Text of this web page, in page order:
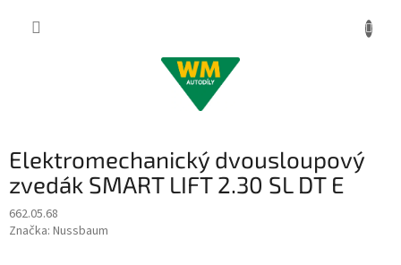
Elektromechanický dvousloupový
zvedák SMART LIFT 2.30 SL DT E
662.05.68
Značka: Nussbaum